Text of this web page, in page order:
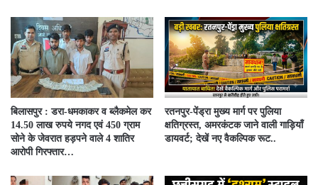
बिलासपुर : डरा-धमकाकर व ब्लैकमेल कर
14.50 लाख रुपये नगद एवं 450 ग्राम
सोने के जेवरात हड़पने वाले 4 शातिर
आरोपी गिरफ्तार…
रतनपुर-पेंड्रा मुख्य मार्ग पर पुलिया
क्षतिग्रस्त, अमरकंटक जाने वाली गाड़ियाँ
डायवर्ट; देखें नए वैकल्पिक रूट..